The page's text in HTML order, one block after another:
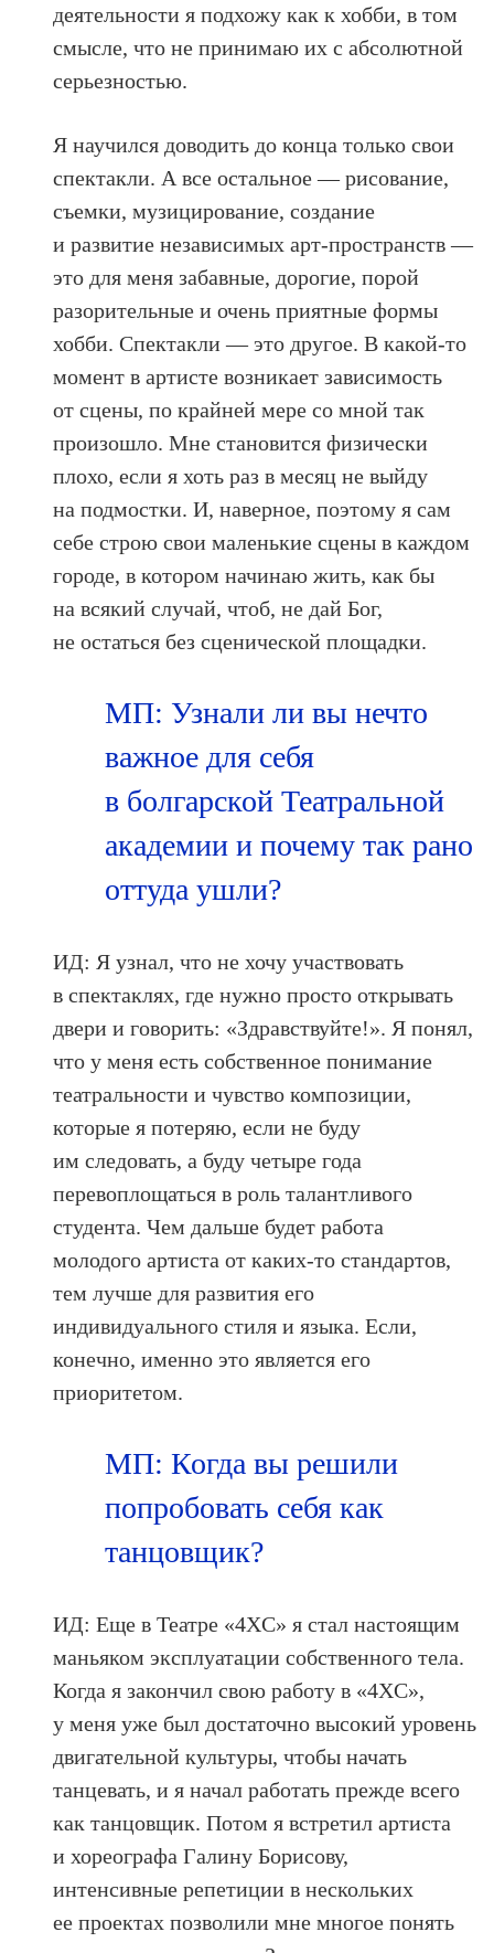
деятельности я подхожу как к хобби, в том
смысле, что не принимаю их с абсолютной
серьезностью.
Я научился доводить до конца только свои
спектакли. А все остальное — рисование,
съемки, музицирование, создание
и развитие независимых арт-пространств —
это для меня забавные, дорогие, порой
разорительные и очень приятные формы
хобби. Cпектакли — это другое. В какой‑то
момент в артисте возникает зависимость
от сцены, по крайней мере со мной так
произошло. Мне становится физически
плохо, если я хоть раз в месяц не выйду
на подмостки. И, наверное, поэтому я сам
себе строю свои маленькие сцены в каждом
городе, в котором начинаю жить, как бы
на всякий случай, чтоб, не дай Бог,
не остаться без сценической площадки.
МП: Узнали ли вы нечто
важное для себя
в болгарской Театральной
академии и почему так рано
оттуда ушли?
ИД: Я узнал, что не хочу участвовать
в спектаклях, где нужно просто открывать
двери и говорить: «Здравствуйте!». Я пoнял,
что у меня есть собственное понимание
театральности и чувство композиции,
которые я потеряю, если не буду
им следовать, а буду четыре года
перевоплощаться в роль талантливого
студента. Чем дальше будет работа
молодого артиста от каких‑то стандартов,
тем лучше для развития его
индивидуального стиля и языка. Если,
конечно, именно это является его
приоритетом.
МП: Когда вы решили
попробовать себя как
танцовщик?
ИД: Еще в Театре «4XС» я стал настоящим
маньяком эксплуатации собственного тела.
Когда я закончил свою работу в «4XС»,
у меня уже был достаточно высокий уровень
двигательной культуры, чтобы начать
танцевать, и я начал работать прежде всего
как танцовщик. Потом я встретил артиста
и хореографа Галину Борисову,
интенсивные репетиции в нескольких
ее проектах позволили мне многое понять